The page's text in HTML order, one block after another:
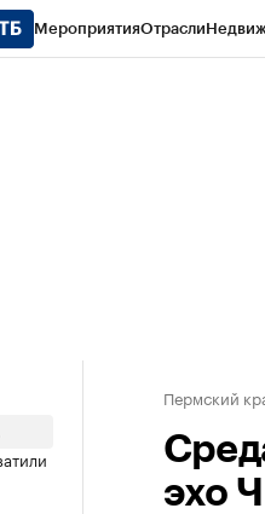
МероприятияОтрасли
Пермский
эхо